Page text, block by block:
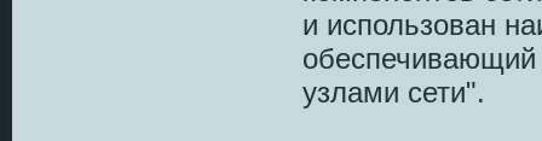
и использован
узлами сети".